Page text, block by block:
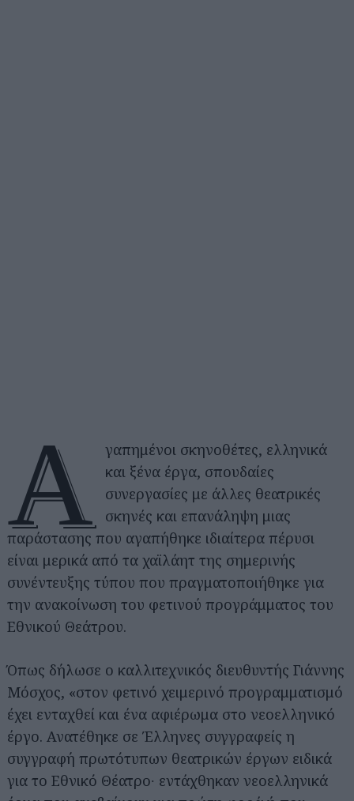
Α
γαπημένοι σκηνοθέτες, ελληνικά
και ξένα έργα, σπουδαίες
συνεργασίες με άλλες θεατρικές
σκηνές και επανάληψη μιας
παράστασης που αγαπήθηκε ιδιαίτερα πέρυσι
είναι μερικά από τα χαϊλάητ της σημερινής
συνέντευξης τύπου που πραγματοποιήθηκε για
την ανακοίνωση του φετινού προγράμματος του
Εθνικού Θεάτρου.
Όπως δήλωσε ο καλλιτεχνικός διευθυντής Γιάννης
Μόσχος, «στον φετινό χειμερινό προγραμματισμό
έχει ενταχθεί και ένα αφιέρωμα στο νεοελληνικό
έργο. Ανατέθηκε σε Έλληνες συγγραφείς η
συγγραφή πρωτότυπων θεατρικών έργων ειδικά
για το Εθνικό Θέατρο∙ εντάχθηκαν νεοελληνικά